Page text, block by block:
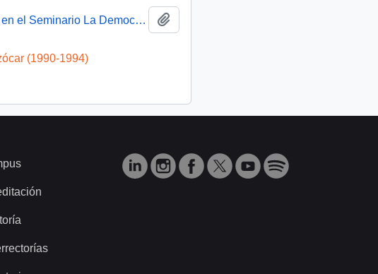
Presidente Aylwin pronuncia discurso en el Seminario La Democracia Combate la Corrupción: video
(1990-1994)